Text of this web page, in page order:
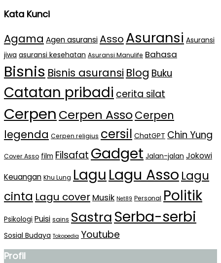
Kata Kunci
Agama Agen asuransiAsso Asuransi Asuransi
jiwa asuransi kesehatan Asuransi Manulife Bahasa
Bisnis Bisnis asuransi Blog Buku
Catatan pribadi cerita silat
Cerpen Cerpen AssoCerpen
legenda Cerpen religius cersil ChatGPT Chin Yung
Cover Asso film Filsafat Gadget Jalan-jalan Jokowi
Keuangan Khu Lung Lagu Lagu Asso Lagu
cinta Lagu cover Musik Net89 Personal Politik
Psikologi Puisi sains SastraSerba-serbi
Sosial Budaya Tokopedia Youtube
Profil